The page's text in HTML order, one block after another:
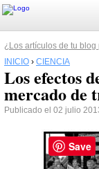
¿Los artículos de tu
INICIO › CIENCIA
Los efectos
mercado de
Publicado el 02 julio
Save